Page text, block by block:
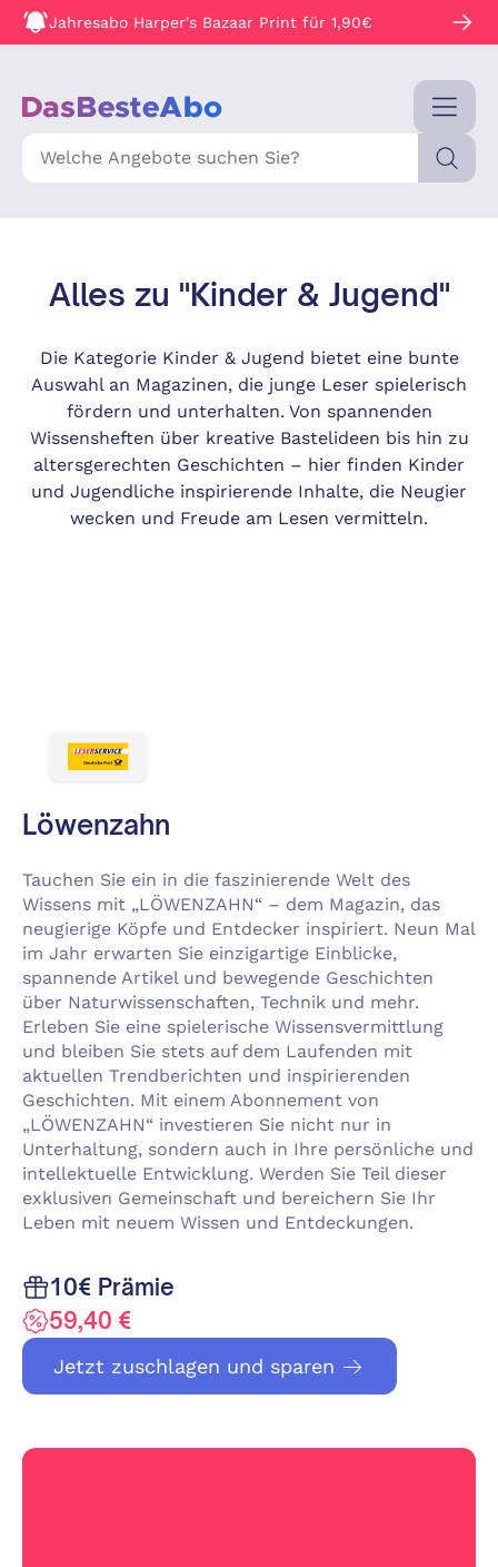
Jahresabo Harper's Bazaar Print für 1,90€
Suche
Alles zu "Kinder & Jugend"
Die Kategorie Kinder & Jugend bietet eine bunte
Auswahl an Magazinen, die junge Leser spielerisch
fördern und unterhalten. Von spannenden
Wissensheften über kreative Bastelideen bis hin zu
altersgerechten Geschichten – hier finden Kinder
und Jugendliche inspirierende Inhalte, die Neugier
wecken und Freude am Lesen vermitteln.
Löwenzahn
Tauchen Sie ein in die faszinierende Welt des
Wissens mit „LÖWENZAHN“ – dem Magazin, das
neugierige Köpfe und Entdecker inspiriert. Neun Mal
im Jahr erwarten Sie einzigartige Einblicke,
spannende Artikel und bewegende Geschichten
über Naturwissenschaften, Technik und mehr.
Erleben Sie eine spielerische Wissensvermittlung
und bleiben Sie stets auf dem Laufenden mit
aktuellen Trendberichten und inspirierenden
Geschichten. Mit einem Abonnement von
„LÖWENZAHN“ investieren Sie nicht nur in
Unterhaltung, sondern auch in Ihre persönliche und
intellektuelle Entwicklung. Werden Sie Teil dieser
exklusiven Gemeinschaft und bereichern Sie Ihr
Leben mit neuem Wissen und Entdeckungen.
Jetzt zuschlagen und sparen
10€ Prämie
59,40 €